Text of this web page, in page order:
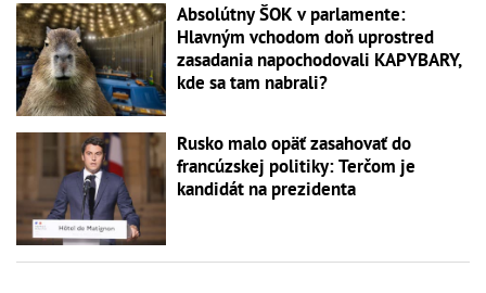
Absolútny ŠOK v parlamente:
Hlavným vchodom doň uprostred
zasadania napochodovali KAPYBARY,
kde sa tam nabrali?
Rusko malo opäť zasahovať do
francúzskej politiky: Terčom je
kandidát na prezidenta